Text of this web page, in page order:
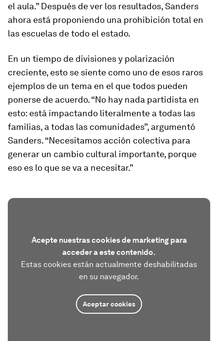
el aula.” Después de ver los resultados, Sanders
ahora está proponiendo una prohibición total en
las escuelas de todo el estado.
En un tiempo de divisiones y polarización
creciente, esto se siente como uno de esos raros
ejemplos de un tema en el que todos pueden
ponerse de acuerdo. “No hay nada partidista en
esto: está impactando literalmente a todas las
familias, a todas las comunidades”, argumentó
Sanders. “Necesitamos acción colectiva para
generar un cambio cultural importante, porque
eso es lo que se va a necesitar.”
Acepte nuestras cookies de marketing para
acceder a este contenido.
Estas cookies están actualmente deshabilitadas
en su navegador.
Aceptar cookies